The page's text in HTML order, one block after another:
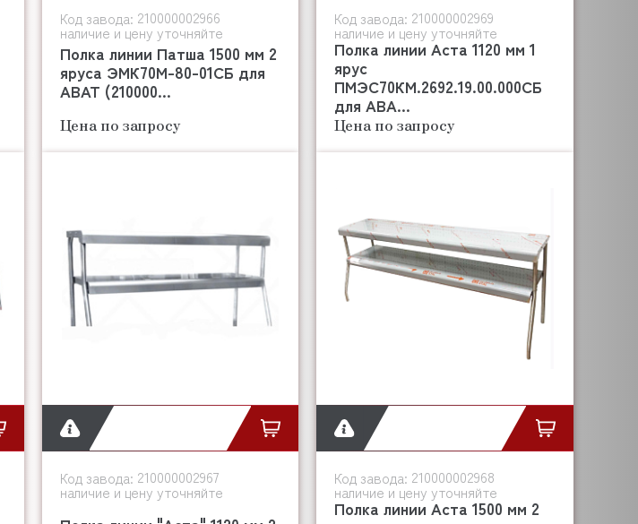
Код завода: 210000002966
наличие и цену уточняйте
Полка линии Патша 1500 мм 2
яруса ЭМК70М-80-01СБ для
АВАТ (210000...
Цена по запросу
Код завода: 210000002969
наличие и цену уточняйте
Полка линии Аста 1120 мм 1
ярус
ПМЭС70КМ.2692.19.00.000СБ
для АВА...
Цена по запросу
Код завода: 210000002967
наличие и цену уточняйте
Код завода: 210000002968
наличие и цену уточняйте
Полка линии Аста 1500 мм 2